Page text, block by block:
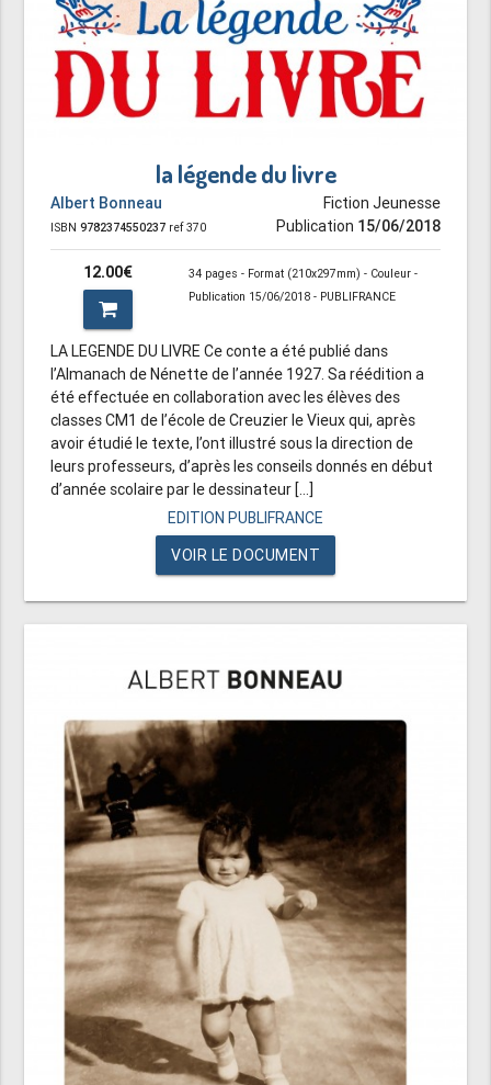
la légende du livre
Albert Bonneau
ISBN9782374550237 ref 370
Fiction Jeunesse
Publication 15/06/2018
12.00€
34 pages - Format (210x297mm) - Couleur -
Publication 15/06/2018 - PUBLIFRANCE
LA LEGENDE DU LIVRE Ce conte a été publié dans
l’Almanach de Nénette de l’année 1927. Sa réédition a
été effectuée en collaboration avec les élèves des
classes CM1 de l’école de Creuzier le Vieux qui, après
avoir étudié le texte, l’ont illustré sous la direction de
leurs professeurs, d’après les conseils donnés en début
d’année scolaire par le dessinateur [...]
EDITION PUBLIFRANCE
VOIR LE DOCUMENT